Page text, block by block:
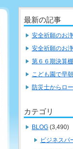
最新の記事
安全祈願のお
安全祈願のお
第６６期決算
こども園で早
防災士からロ
カテゴリ
BLOG (3,490)
ビジネスパ